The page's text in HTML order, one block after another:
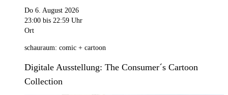
Do 6. August 2026
23:00 bis 22:59 Uhr
Ort
schauraum: comic + cartoon
Digitale Ausstellung: The Consumer´s Cartoon
Collection